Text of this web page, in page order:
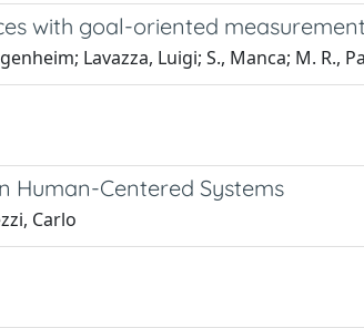
with goal-oriented measurement
Lavazza, Luigi; S., Manca; M. R.,
Human-Centered Systems
Carlo